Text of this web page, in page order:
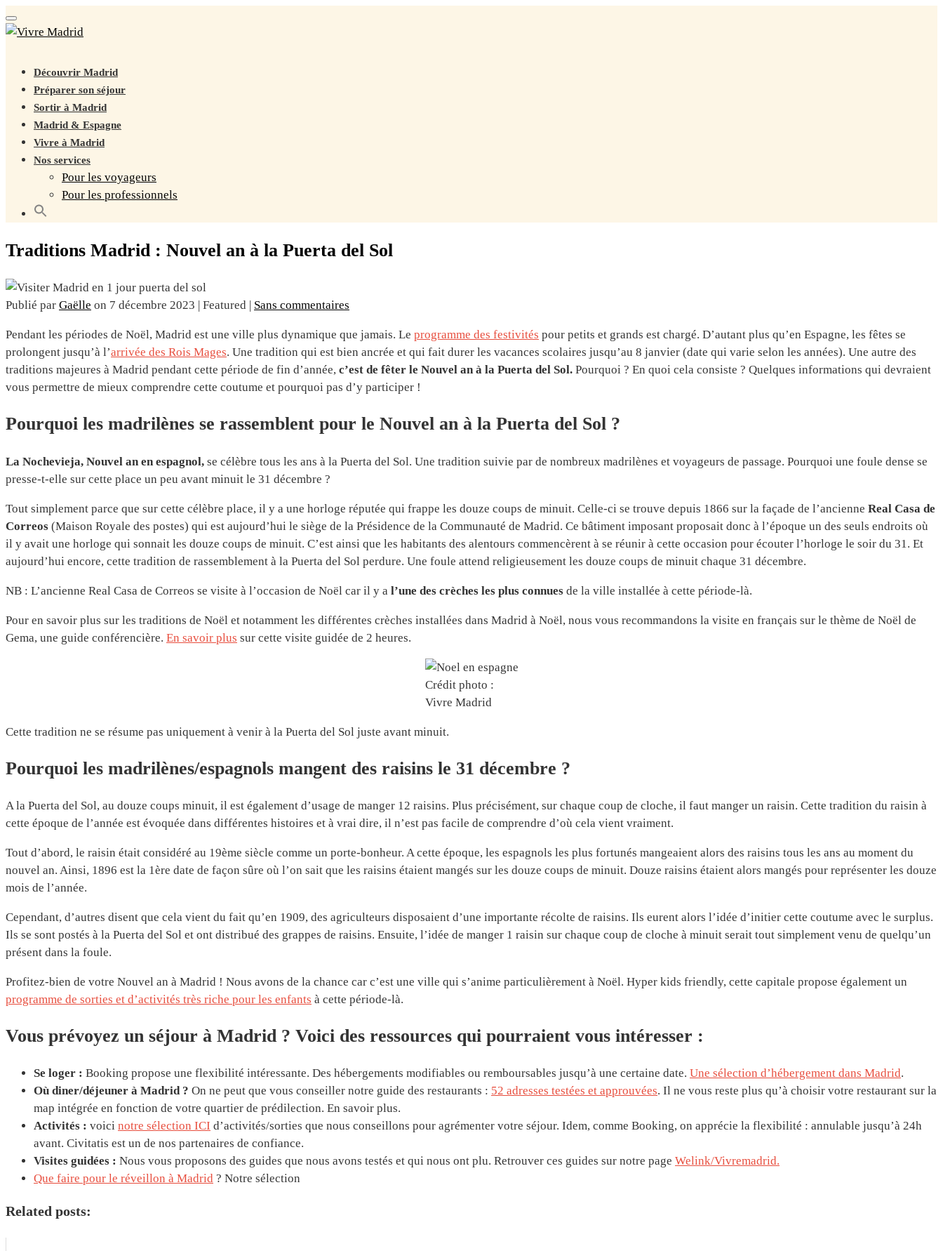
Toggle navigation
Découvrir Madrid
Préparer son séjour
Sortir à Madrid
Madrid & Espagne
Vivre à Madrid
Nos services
Pour les voyageurs
Pour les professionnels
Traditions Madrid : Nouvel an à la Puerta del Sol
Publié par Gaëlle on 7 décembre 2023 | Featured Sans commentaires
Pendant les périodes de Noël, Madrid est une ville plus dynamique que jamais. Le programme des festivités pour petits et grands est chargé. D’autant plus qu’en Espagne, les fêtes se
prolongent jusqu’à l’arrivée des Rois Mages. Une tradition qui est bien ancrée et qui fait durer les vacances scolaires jusqu’au 8 janvier (date qui varie selon les années). Une autre des
traditions majeures à Madrid pendant cette période de fin d’année, c’est de fêter le Nouvel an à la Puerta del Sol. Pourquoi ? En quoi cela consiste ? Quelques informations qui devraient
vous permettre de mieux comprendre cette coutume et pourquoi pas d’y participer !
Pourquoi les madrilènes se rassemblent pour le Nouvel an à la Puerta del Sol ?
La Nochevieja, Nouvel an en espagnol, se célèbre tous les ans à la Puerta del Sol. Une tradition suivie par de nombreux madrilènes et voyageurs de passage. Pourquoi une foule dense se
presse-t-elle sur cette place un peu avant minuit le 31 décembre ?
Tout simplement parce que sur cette célèbre place, il y a une horloge réputée qui frappe les douze coups de minuit. Celle-ci se trouve depuis 1866 sur la façade de l’ancienne Real Casa de
Correos (Maison Royale des postes) qui est aujourd’hui le siège de la Présidence de la Communauté de Madrid. Ce bâtiment imposant proposait donc à l’époque un des seuls endroits où
il y avait une horloge qui sonnait les douze coups de minuit. C’est ainsi que les habitants des alentours commencèrent à se réunir à cette occasion pour écouter l’horloge le soir du 31. Et
aujourd’hui encore, cette tradition de rassemblement à la Puerta del Sol perdure. Une foule attend religieusement les douze coups de minuit chaque 31 décembre.
NB : L’ancienne Real Casa de Correos se visite à l’occasion de Noël car il y a l’une des crèches les plus connues de la ville installée à cette période-là.
Pour en savoir plus sur les traditions de Noël et notamment les différentes crèches installées dans Madrid à Noël, nous vous recommandons la visite en français sur le thème de Noël de
Gema, une guide conférencière. En savoir plus sur cette visite guidée de 2 heures.
Crédit photo :
Vivre Madrid
Cette tradition ne se résume pas uniquement à venir à la Puerta del Sol juste avant minuit.
Pourquoi les madrilènes/espagnols mangent des raisins le 31 décembre ?
A la Puerta del Sol, au douze coups minuit, il est également d’usage de manger 12 raisins. Plus précisément, sur chaque coup de cloche, il faut manger un raisin. Cette tradition du raisin à
cette époque de l’année est évoquée dans différentes histoires et à vrai dire, il n’est pas facile de comprendre d’où cela vient vraiment.
Tout d’abord, le raisin était considéré au 19ème siècle comme un porte-bonheur. A cette époque, les espagnols les plus fortunés mangeaient alors des raisins tous les ans au moment du
nouvel an. Ainsi, 1896 est la 1ère date de façon sûre où l’on sait que les raisins étaient mangés sur les douze coups de minuit. Douze raisins étaient alors mangés pour représenter les douze
mois de l’année.
Cependant, d’autres disent que cela vient du fait qu’en 1909, des agriculteurs disposaient d’une importante récolte de raisins. Ils eurent alors l’idée d’initier cette coutume avec le surplus.
Ils se sont postés à la Puerta del Sol et ont distribué des grappes de raisins. Ensuite, l’idée de manger 1 raisin sur chaque coup de cloche à minuit serait tout simplement venu de quelqu’un
présent dans la foule.
Profitez-bien de votre Nouvel an à Madrid ! Nous avons de la chance car c’est une ville qui s’anime particulièrement à Noël. Hyper kids friendly, cette capitale propose également un
programme de sorties et d’activités très riche pour les enfants à cette période-là.
Vous prévoyez un séjour à Madrid ? Voici des ressources qui pourraient vous intéresser :
Se loger : Booking propose une flexibilité intéressante. Des hébergements modifiables ou remboursables jusqu’à une certaine date. Une sélection d’hébergement dans Madrid.
Où diner/déjeuner à Madrid ? On ne peut que vous conseiller notre guide des restaurants : 52 adresses testées et approuvées. Il ne vous reste plus qu’à choisir votre restaurant sur la
map intégrée en fonction de votre quartier de prédilection. En savoir plus.
Activités : voici notre sélection ICI d’activités/sorties que nous conseillons pour agrémenter votre séjour. Idem, comme Booking, on apprécie la flexibilité : annulable jusqu’à 24h
avant. Civitatis est un de nos partenaires de confiance.
Visites guidées : Nous vous proposons des guides que nous avons testés et qui nous ont plu. Retrouver ces guides sur notre page Welink/Vivremadrid.
Que faire pour le réveillon à Madrid ? Notre sélection
Related posts: